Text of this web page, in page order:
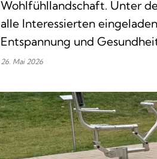
Wohlfühllandschaft. Unter
alle Interessierten
Entspannung und
26. Mai 2026